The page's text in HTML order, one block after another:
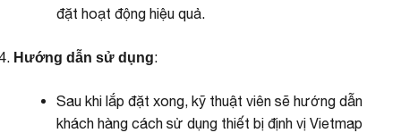
đặt hoạt động hiệu quả.
Hướng dẫn sử dụng:
Sau khi lắp đặt xong, kỹ thuật viên sẽ hướng dẫn
khách hàng cách sử dụng thiết bị định vị Vietmap